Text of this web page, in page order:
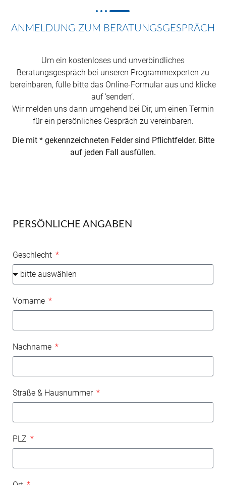
ANMELDUNG ZUM BERATUNGSGESPRÄCH
Um ein kostenloses und unverbindliches
Beratungsgespräch bei unseren Programmexperten zu
bereinbaren, fülle bitte das Online-Formular aus und klicke
auf ’senden‘.
Wir melden uns dann umgehend bei Dir, um einen Termin
für ein persönliches Gespräch zu vereinbaren.
Die mit * gekennzeichneten Felder sind Pflichtfelder. Bitte
auf jeden Fall ausfüllen.
PERSÖNLICHE ANGABEN
Geschlecht
Vorname
Nachname
Straße & Hausnummer
PLZ